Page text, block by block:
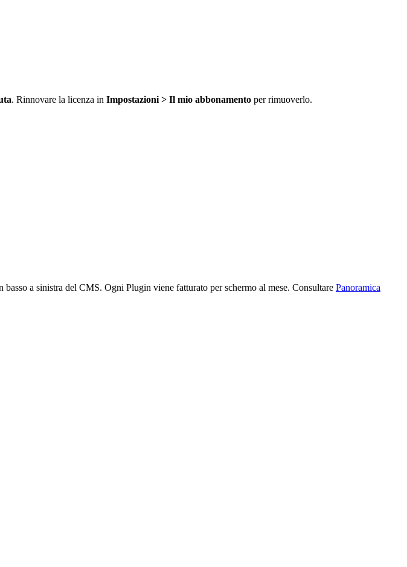
. Rinnovare la licenza in Impostazioni > Il mio abbonamento per rimuoverlo.
basso a sinistra del CMS. Ogni Plugin viene fatturato per schermo al mese. Consultare Panoramica